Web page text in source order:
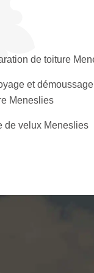
de toiture
et
Meneslies
de velux Meneslies